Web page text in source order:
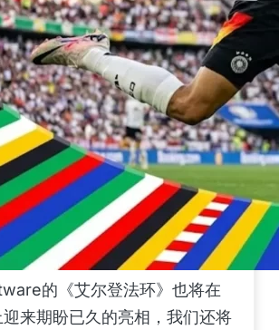
的《艾尔登法环》也将在
来期盼已久的亮相，我们还将